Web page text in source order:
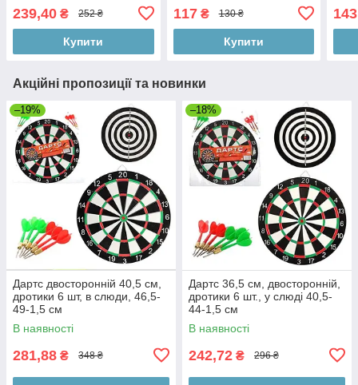
239,40 ₴ 252 ₴
Купити
117₴ 130 ₴
Купити
Акційні пропозиції та новинки
–19%
Дартс двосторонній 40,5 см,
дротики 6 шт, в слюди, 46,5-
49-1,5 см
В наявності
281,88 ₴ 348 ₴
–18%
Дартс 36,5 см, двосторонній,
дротики 6 шт., у слюді 40,5-
44-1,5 см
В наявності
242,72 ₴ 296 ₴